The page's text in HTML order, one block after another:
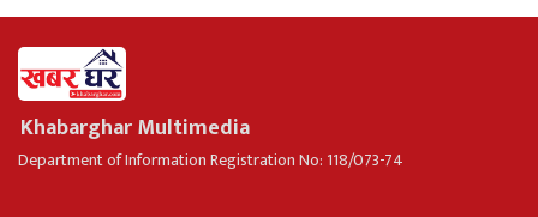
Khabarghar Multimedia
Department of Information Registration No: 118/073-74